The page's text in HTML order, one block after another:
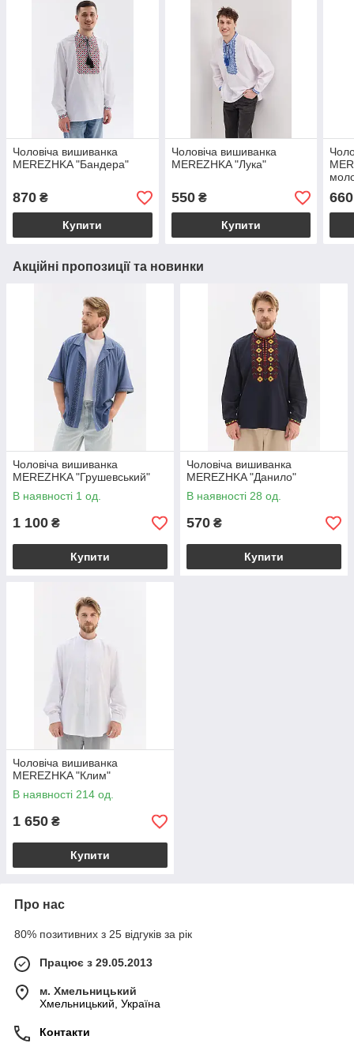
Чоловіча вишиванка
MEREZHKA "Бандера"
870 ₴
Купити
Чоловіча вишиванка
MEREZHKA "Лука"
550₴
Купити
660
Акційні пропозиції та новинки
Чоловіча вишиванка
MEREZHKA "Грушевський"
В наявності 1 од.
1 100 ₴
Купити
Чоловіча вишиванка
MEREZHKA "Данило"
В наявності 28 од.
570 ₴
Купити
Чоловіча вишиванка
MEREZHKA "Клим"
В наявності 214 од.
1 650 ₴
Купити
Про нас
80% позитивних з 25 відгуків за рік
Працює з 29.05.2013
м. Хмельницький
Хмельницький, Україна
Контакти